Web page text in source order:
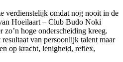
verdienstelijk omdat nog nooit in de
Hoeilaart – Club Budo Noki
hoge onderscheiding kreeg.
van persoonlijk talent maar
op kracht, lenigheid, reflex,